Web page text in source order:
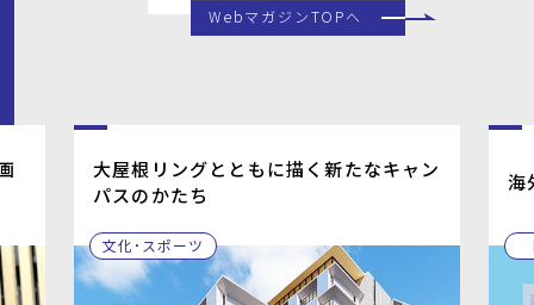
大屋根リングとともに描く新たなキャン
パスのかたち
文化・スポーツ
海
WebマガジンTOPへ